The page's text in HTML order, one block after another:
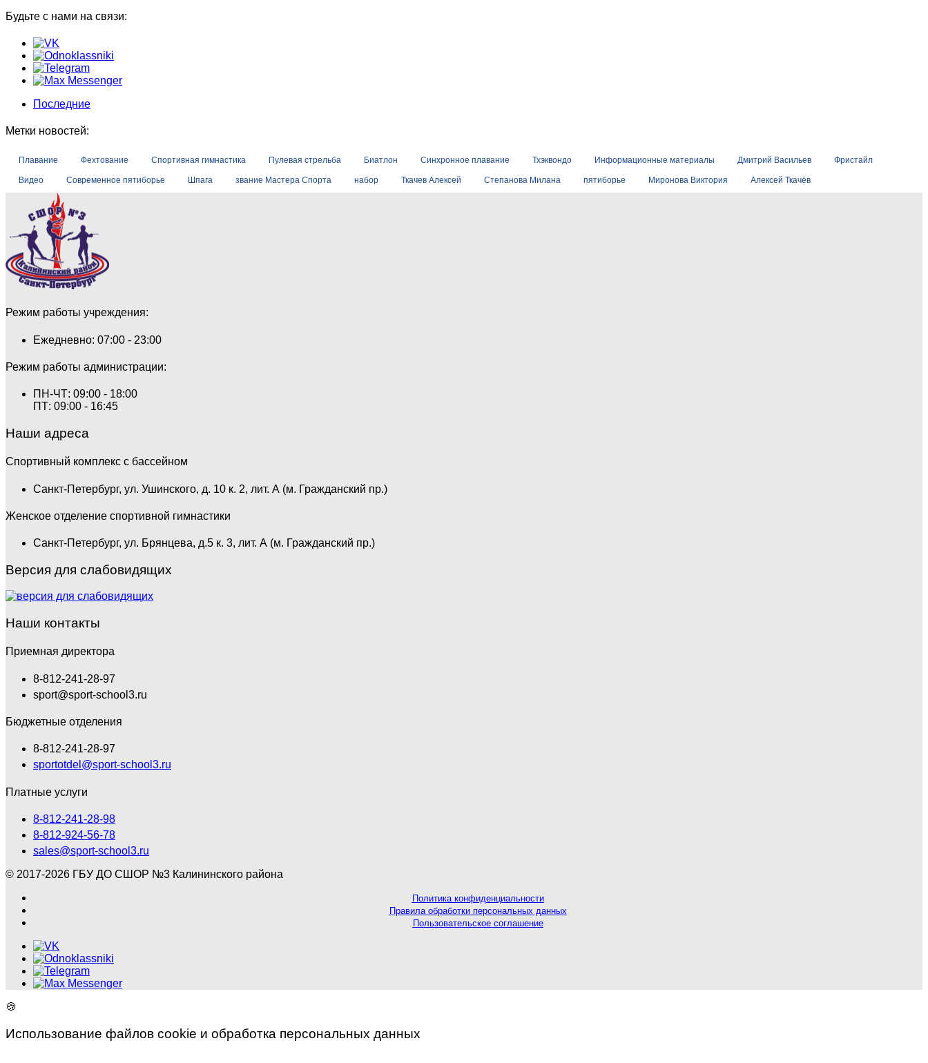
Будьте с нами на связи:
Последние
Метки новостей:
Плавание Фехтование Спортивная гимнастика Пулевая стрельба Биатлон Синхронное плавание Тхэквондо Информационные материалы Дмитрий Васильев Фристайл
Видео Современное пятиборье Шпага звание Мастера Спорта набор Ткачев Алексей Степанова Милана пятиборье Миронова Виктория Алексей Ткачёв
Режим работы учреждения:
Ежедневно: 07:00 - 23:00
Режим работы администрации:
ПН-ЧТ: 09:00 - 18:00
ПТ: 09:00 - 16:45
Наши адреса
Спортивный комплекс с бассейном
Санкт-Петербург, ул. Ушинского, д. 10 к. 2, лит. А (м. Гражданский пр.)
Женское отделение спортивной гимнастики
Санкт-Петербург, ул. Брянцева, д.5 к. 3, лит. А (м. Гражданский пр.)
Версия для слабовидящих
Наши контакты
Приемная директора
8-812-241-28-97
sport@sport-school3.ru
Бюджетные отделения
8-812-241-28-97
sportotdel@sport-school3.ru
Платные услуги
8-812-241-28-98
8-812-924-56-78
sales@sport-school3.ru
© 2017-2026 ГБУ ДО СШОР №3 Калининского района
Политика конфиденциальности
Правила обработки персональных данных
Пользовательское соглашение
🍪
Использование файлов cookie и обработка персональных данных